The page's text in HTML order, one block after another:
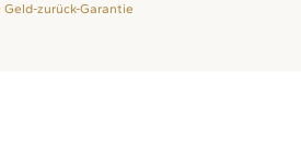
Geld-zurück-Garantie